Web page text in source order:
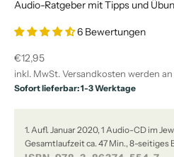
Audio-Ratgeber mit Tipps und
6 Bewertungen
Angebot
€12,95
inkl. MwSt. Versandkosten werden
Sofort lieferbar: 1-3 Werktage
1. Aufl. Januar 2020, 1 Audio-CD im
Gesamtlaufzeit ca. 47 Min., 8-seitiges